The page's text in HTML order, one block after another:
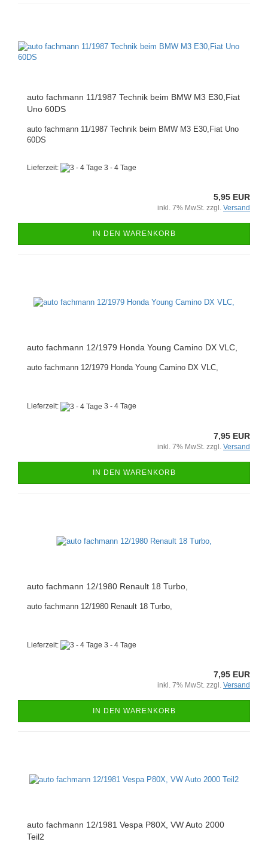
auto fachmann 11/1987 Technik beim BMW M3 E30,Fiat
Uno 60DS
auto fachmann 11/1987 Technik beim BMW M3 E30,Fiat Uno
60DS
Lieferzeit: 3 - 4 Tage
5,95 EUR
inkl. 7% MwSt. zzgl. Versand
IN DEN WARENKORB
auto fachmann 12/1979 Honda Young Camino DX VLC,
auto fachmann 12/1979 Honda Young Camino DX VLC,
Lieferzeit: 3 - 4 Tage
7,95 EUR
inkl. 7% MwSt. zzgl. Versand
IN DEN WARENKORB
auto fachmann 12/1980 Renault 18 Turbo,
auto fachmann 12/1980 Renault 18 Turbo,
Lieferzeit: 3 - 4 Tage
7,95 EUR
inkl. 7% MwSt. zzgl. Versand
IN DEN WARENKORB
auto fachmann 12/1981 Vespa P80X, VW Auto 2000
Teil2